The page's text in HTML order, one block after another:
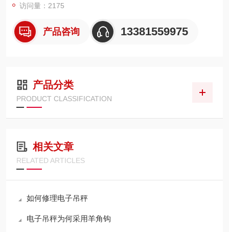
访问量：2175
产品咨询 13381559975
产品分类
PRODUCT CLASSIFICATION
相关文章
RELATED ARTICLES
如何修理电子吊秤
电子吊秤为何采用羊角钩